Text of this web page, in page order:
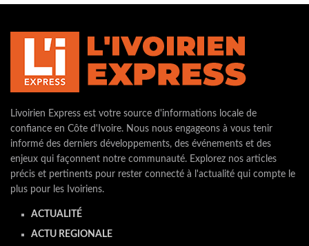
Livoirien Express est votre source d'informations locale de
confiance en Côte d'Ivoire. Nous nous engageons à vous tenir
informé des derniers développements, des événements et des
enjeux qui façonnent notre communauté. Explorez nos articles
précis et pertinents pour rester connecté à l'actualité qui compte le
plus pour les Ivoiriens.
ACTUALITÉ
ACTU REGIONALE